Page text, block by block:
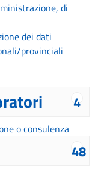
di
dei dati
provinciali
4
o consulenza
48